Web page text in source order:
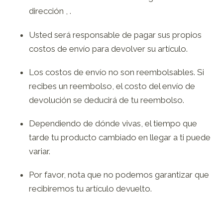
dirección , .
Usted será responsable de pagar sus propios
costos de envío para devolver su artículo.
Los costos de envío no son reembolsables. Si
recibes un reembolso, el costo del envío de
devolución se deducirá de tu reembolso.
Dependiendo de dónde vivas, el tiempo que
tarde tu producto cambiado en llegar a ti puede
variar.
Por favor, nota que no podemos garantizar que
recibiremos tu artículo devuelto.